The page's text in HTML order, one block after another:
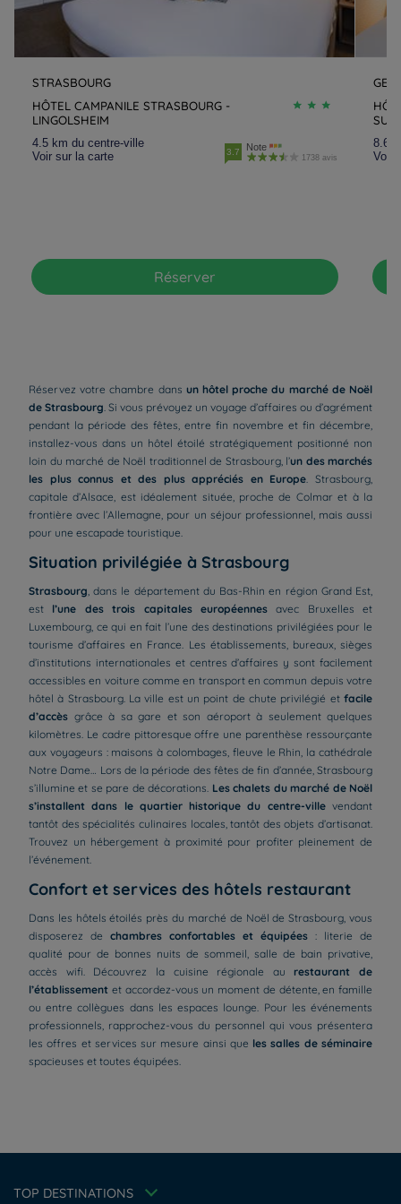
STRASBOURG
HÔTEL CAMPANILE STRASBOURG -
LINGOLSHEIM
4.5 km du centre-ville
Voir sur la carte
3.7 Note
1738 avis
Réserver
SUD
8.6
Voir
Réservez votre chambre dans un hôtel proche du marché de Noël
de Strasbourg. Si vous prévoyez un voyage d’affaires ou d’agrément
pendant la période des fêtes, entre fin novembre et fin décembre,
installez-vous dans un hôtel étoilé stratégiquement positionné non
loin du marché de Noël traditionnel de Strasbourg, l’un des marchés
les plus connus et des plus appréciés en Europe. Strasbourg,
capitale d’Alsace, est idéalement située, proche de Colmar et à la
frontière avec l’Allemagne, pour un séjour professionnel, mais aussi
pour une escapade touristique.
Situation privilégiée à Strasbourg
Strasbourg , dans le département du Bas-Rhin en région Grand Est,
est l’une des trois capitales européennesavec Bruxelles et
Luxembourg, ce qui en fait l’une des destinations privilégiées pour le
tourisme d’affaires en France. Les établissements, bureaux, sièges
d’institutions internationales et centres d’affaires y sont facilement
accessibles en voiture comme en transport en commun depuis votre
hôtel à Strasbourg. La ville est un point de chute privilégié et facile
d’accès grâce à sa gare et son aéroport à seulement quelques
kilomètres. Le cadre pittoresque offre une parenthèse ressourçante
aux voyageurs : maisons à colombages, fleuve le Rhin, la cathédrale
Notre Dame… Lors de la période des fêtes de fin d’année, Strasbourg
s’illumine et se pare de décorations. Les chalets du marché de Noël
s’installent dans le quartier historique du centre-villevendant
tantôt des spécialités culinaires locales, tantôt des objets d’artisanat.
Trouvez un hébergement à proximité pour profiter pleinement de
l’événement.
Confort et services des hôtels restaurant
Dans les hôtels étoilés près du marché de Noël de Strasbourg, vous
disposerez de chambres confortables et équipées : literie de
qualité pour de bonnes nuits de sommeil, salle de bain privative,
accès wifi. Découvrez la cuisine régionale aurestaurant de
l’établissement et accordez-vous un moment de détente, en famille
ou entre collègues dans les espaces lounge. Pour les événements
professionnels, rapprochez-vous du personnel qui vous présentera
les offres et services sur mesure ainsi que les salles de séminaire
spacieuses et toutes équipées.
TOP DESTINATIONS
Hôtels à Paris
Hôtels à Nantes